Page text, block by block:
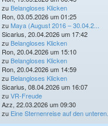
zu Belangloses Klicken
Ron, 03.05.2026 um 01:25
zuMaya (August 2016 – 30.04.2...
Sicarius, 20.04.2026 um 17:42
zu Belangloses Klicken
Ron, 20.04.2026 um 15:10
zu Belangloses Klicken
Ron, 20.04.2026 um 14:59
zu Belangloses Klicken
Sicarius, 08.04.2026 um 16:07
zuVR-Freude
Azz, 22.03.2026 um 09:30
zu Eine Sternenreise auf den unteren...